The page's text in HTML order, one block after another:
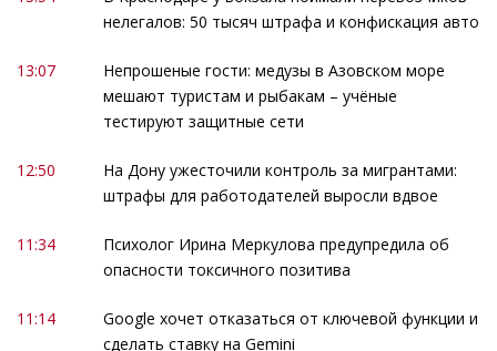
нелегалов: 50 тысяч штрафа и конфискация авто
13:07
Непрошеные гости: медузы в Азовском море
мешают туристам и рыбакам – учёные
тестируют защитные сети
12:50
На Дону ужесточили контроль за мигрантами:
штрафы для работодателей выросли вдвое
11:34
Психолог Ирина Меркулова предупредила об
опасности токсичного позитива
11:14
Google хочет отказаться от ключевой функции и
сделать ставку на Gemini